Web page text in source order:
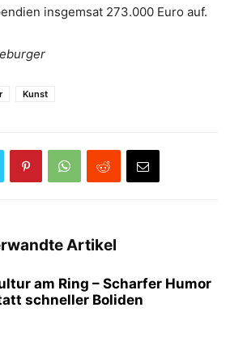
insgemsat 273.000 Euro auf.
Kunst
Artikel
am Ring – Scharfer Humor
schneller Boliden